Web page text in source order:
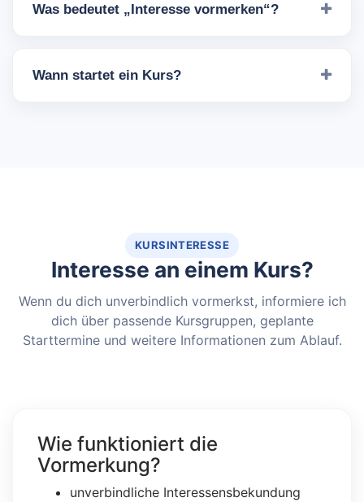
Was bedeutet „Interesse vormerken“?
Wann startet ein Kurs?
KURSINTERESSE
Interesse an einem Kurs?
Wenn du dich unverbindlich vormerkst, informiere ich
dich über passende Kursgruppen, geplante
Starttermine und weitere Informationen zum Ablauf.
Wie funktioniert die
Vormerkung?
unverbindliche Interessensbekundung